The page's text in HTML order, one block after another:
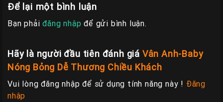
Để lại một bình luận
Bạn phảiđăng nhập để gửi bình luận.
Hãy là người đầu tiên đánh giá Vân Anh-Baby
Nóng Bỏng Dễ Thương Chiều Khách
Vui lòng đăng nhập để sử dụng tính năng này ! Đăng
nhập